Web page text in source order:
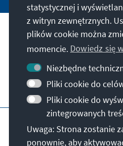
Nasza misja
Kontakt
Dalsza działalność fundacji
Impressum Polityka
Erklärung zur
Mapa
statystycznej i
z witryn zewnętrznych.
plików cookie można
momencie. Dowiedz się
Niezbędne
Pliki cookie do
Pliki cookie do
zintegrowanych
Uwaga: Strona zostanie
ponownie, aby